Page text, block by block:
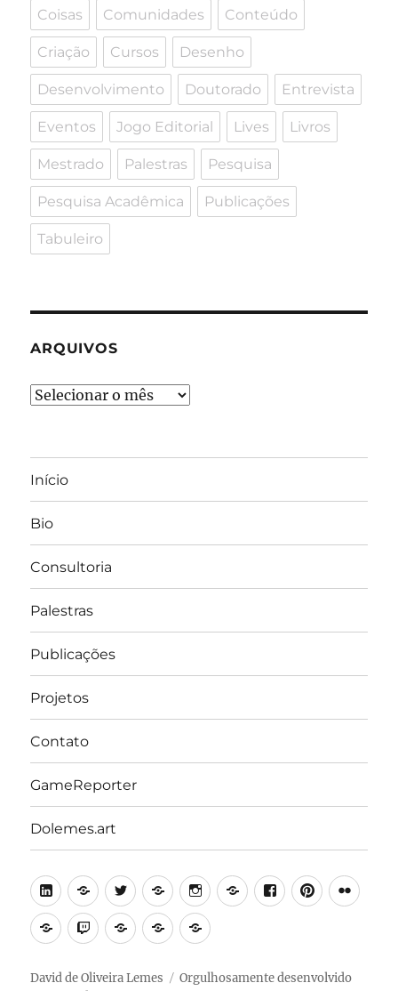
Coisas Comunidades Conteúdo
Criação Cursos Desenho
Desenvolvimento Doutorado Entrevista
Eventos Jogo Editorial Lives Livros
Mestrado Palestras Pesquisa
Pesquisa Acadêmica Publicações
Tabuleiro
ARQUIVOS
Arquivos
Início
Bio
Consultoria
Palestras
Publicações
Projetos
Contato
GameReporter
Dolemes.art
LinkedIn
LattesTwitterMediumInstagram
BehanceFacebook
PinterestFlickr
Academia.edu
TwitchMinecraft
Edition
SteamItch.io
David de Oliveira Lemes
Orgulhosamente desenvolvido